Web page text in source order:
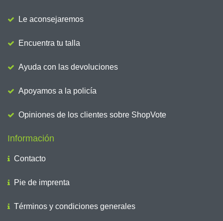
Le aconsejaremos
Encuentra tu talla
Ayuda con las devoluciones
Apoyamos a la policía
Opiniones de los clientes sobre ShopVote
Información
Contacto
Pie de imprenta
Términos y condiciones generales